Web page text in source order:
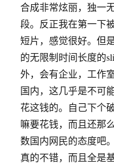
合成非常炫丽，独一
段。反正我在第一下
短片，感觉很好。但
的无限制时间长度的
外，会有企业，工作
国内，这几乎是不可
花这钱的。自己下个
嘛要花钱，而且还那
数国内网民的态度吧
真的不错，而且全是